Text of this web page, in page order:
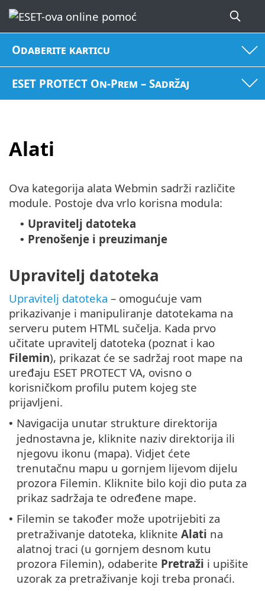
Odaberite karticu
ESET PROTECT On-Prem – Sadržaj
Alati
Ova kategorija alata Webmin sadrži različite
module. Postoje dva vrlo korisna modula:
• Upravitelj datoteka
• Prenošenje i preuzimanje
Upravitelj datoteka
Upravitelj datoteka – omogućuje vam
prikazivanje i manipuliranje datotekama na
serveru putem HTML sučelja. Kada prvo
učitate upravitelj datoteka (poznat i kao
Filemin), prikazat će se sadržaj root mape na
uređaju ESET PROTECT VA, ovisno o
korisničkom profilu putem kojeg ste
prijavljeni.
• Navigacija unutar strukture direktorija
jednostavna je, kliknite naziv direktorija ili
njegovu ikonu (mapa). Vidjet ćete
trenutačnu mapu u gornjem lijevom dijelu
prozora Filemin. Kliknite bilo koji dio puta za
prikaz sadržaja te određene mape.
• Filemin se također može upotrijebiti za
pretraživanje datoteka, kliknite Alati na
alatnoj traci (u gornjem desnom kutu
prozora Filemin), odaberite Pretraži i upišite
uzorak za pretraživanje koji treba pronaći.